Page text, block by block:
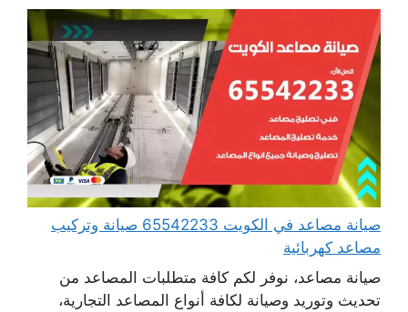
صيانة مصاعد في الكويت 65542233 صيانة وتركيب
مصاعد كهربائية
صيانة مصاعد، نوفر لكم كافة متطلبات المصاعد من
تحديث وتوريد وصيانة لكافة أنواع المصاعد التجارية،